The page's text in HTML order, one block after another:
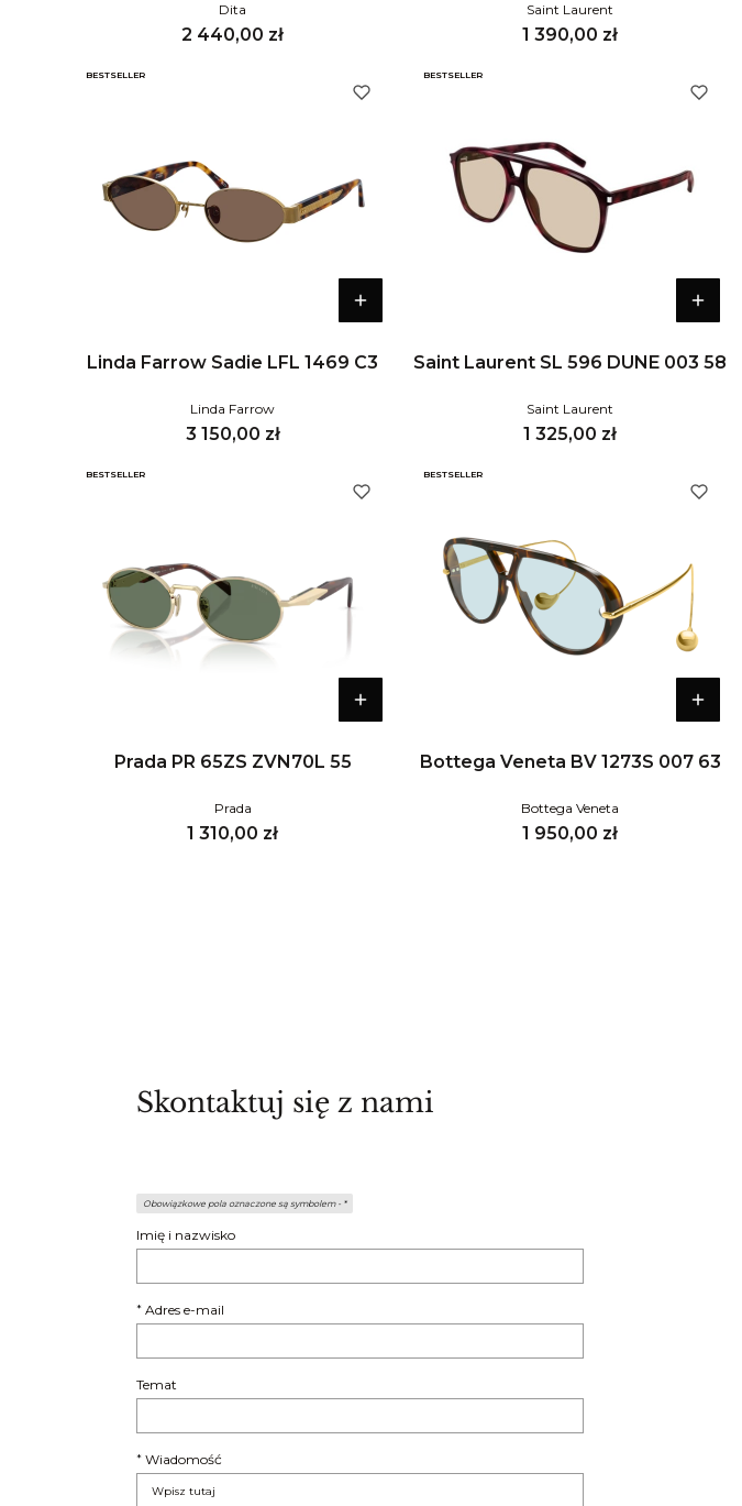
Dita
Cena
2 440,00 zł
Saint Laurent
Cena
1 390,00 zł
BESTSELLER
Linda Farrow Sadie LFL 1469 C3
Linda Farrow
Cena
3 150,00 zł
BESTSELLER
Saint Laurent SL 596 DUNE 003 58
Saint Laurent
Cena
1 325,00 zł
BESTSELLER
Prada PR 65ZS ZVN70L 55
Prada
Cena
1 310,00 zł
BESTSELLER
Bottega Veneta BV 1273S 007 63
Bottega Veneta
Cena
1 950,00 zł
Skontaktuj się z nami
Obowiązkowe pola oznaczone są symbolem - *
Imię i nazwisko
* Adres e-mail
Temat
* Wiadomość